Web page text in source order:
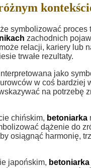
symbolizować proces
zachodnich
relacji, kariery lub
trwałe rezultaty.
jako
w coś
na potrzebę
chińskim, betoniarka
dążenie do
osiągnąć harmonię,
japońskim, betoniarka